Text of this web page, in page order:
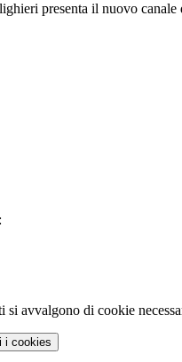
presenta il nuovo
si avvalgono di cookie
i cookies